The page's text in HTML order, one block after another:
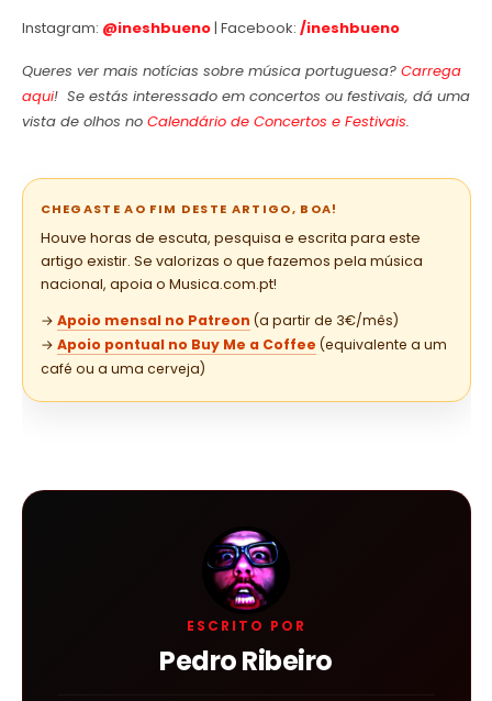
Instagram: @ineshbueno| Facebook: /ineshbueno
Queres ver mais notícias sobre música portuguesa? Carrega
aqui! Se estás interessado em concertos ou festivais, dá uma
vista de olhos no Calendário de Concertos e Festivais.
CHEGASTE AO FIM DESTE ARTIGO, BOA!
Houve horas de escuta, pesquisa e escrita para este
artigo existir. Se valorizas o que fazemos pela música
nacional, apoia o Musica.com.pt!
→ Apoio mensal no Patreon (a partir de 3€/mês)
→ Apoio pontual no Buy Me a Coffee (equivalente a um
café ou a uma cerveja)
ESCRITO POR
Pedro Ribeiro